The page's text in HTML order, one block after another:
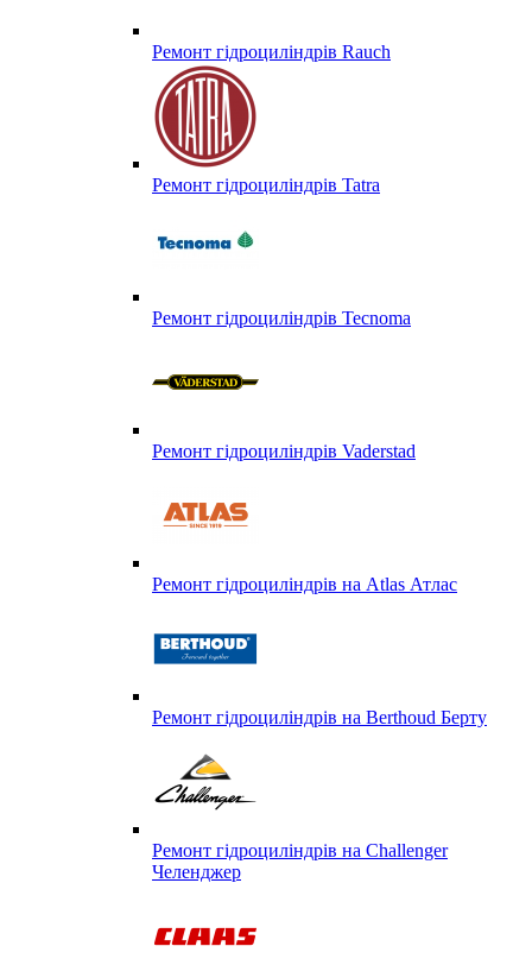
Ремонт гідроциліндрів Rauch
Ремонт гідроциліндрів Tatra
Ремонт гідроциліндрів Tecnoma
Ремонт гідроциліндрів Vaderstad
Ремонт гідроциліндрів на Atlas Атлас
Ремонт гідроциліндрів на Berthoud Берту
Ремонт гідроциліндрів на Challenger
Челенджер